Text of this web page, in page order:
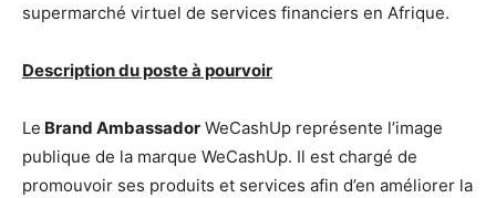
supermarché virtuel de services financiers en Afrique.
Description du poste à pourvoir
Le Brand Ambassador WeCashUp représente l’image
publique de la marque WeCashUp. Il est chargé de
promouvoir ses produits et services afin d’en améliorer la